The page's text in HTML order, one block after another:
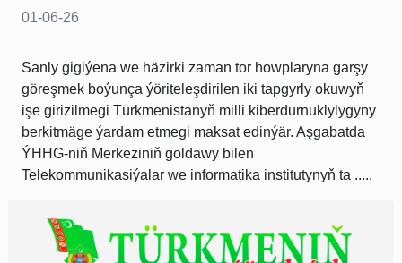
01-06-26
Sanly gigiýena we häzirki zaman tor howplaryna garşy
göreşmek boýunça ýöriteleşdirilen iki tapgyrly okuwyň
işe girizilmegi Türkmenistanyň milli kiberdurnuklylygyny
berkitmäge ýardam etmegi maksat edinýär. Aşgabatda
ÝHHG-niň Merkeziniň goldawy bilen
Telekommunikasiýalar we informatika institutynyň ta .....